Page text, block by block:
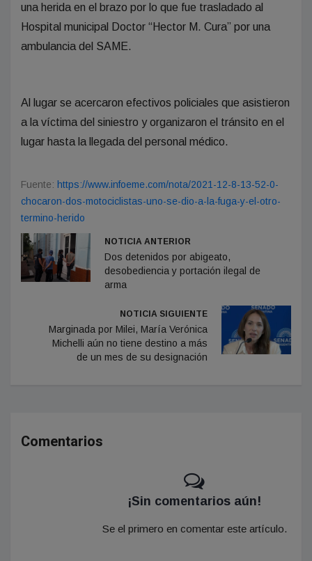
una herida en el brazo por lo que fue trasladado al
Hospital municipal Doctor “Hector M. Cura” por una
ambulancia del SAME.
Al lugar se acercaron efectivos policiales que asistieron
a la víctima del siniestro y organizaron el tránsito en el
lugar hasta la llegada del personal médico.
Fuente: https://www.infoeme.com/nota/2021-12-8-13-52-0-
chocaron-dos-motociclistas-uno-se-dio-a-la-fuga-y-el-otro-
termino-herido
NOTICIA ANTERIOR
Dos detenidos por abigeato,
desobediencia y portación ilegal de
arma
NOTICIA SIGUIENTE
Marginada por Milei, María Verónica
Michelli aún no tiene destino a más
de un mes de su designación
Comentarios
¡Sin comentarios aún!
Se el primero en comentar este artículo.